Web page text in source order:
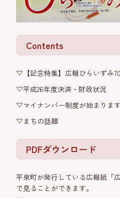
Contents
▽【記念特集】広報ひらいずみ
▽平成26年度決済・財政状況
▽マイナンバー制度が始まります
▽まちの話題
PDFダウンロード
平泉町が発行している広報紙「
で見ることができます。